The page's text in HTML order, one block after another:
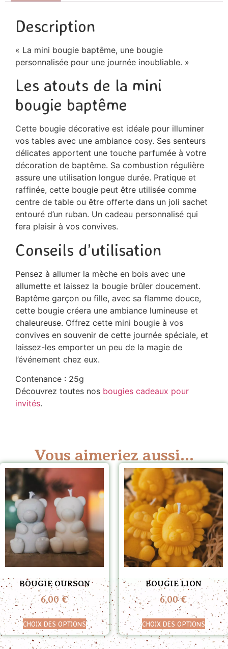
Description
« La mini bougie baptême, une bougie
personnalisée pour une journée inoubliable. »
Les atouts de la mini
bougie baptême
Cette bougie décorative est idéale pour illuminer
vos tables avec une ambiance cosy. Ses senteurs
délicates apportent une touche parfumée à votre
décoration de baptême. Sa combustion régulière
assure une utilisation longue durée. Pratique et
raffinée, cette bougie peut être utilisée comme
centre de table ou être offerte dans un joli sachet
entouré d’un ruban. Un cadeau personnalisé qui
fera plaisir à vos convives.
Conseils d’utilisation
Pensez à allumer la mèche en bois avec une
allumette et laissez la bougie brûler doucement.
Baptême garçon ou fille, avec sa flamme douce,
cette bougie créera une ambiance lumineuse et
chaleureuse. Offrez cette mini bougie à vos
convives en souvenir de cette journée spéciale, et
laissez-les emporter un peu de la magie de
l’événement chez eux.
Contenance : 25g
Découvrez toutes nos bougies cadeaux pour
invités.
Vous aimeriez aussi...
BOUGIE OURSON
6,00 €
CHOIX DES OPTIONS
BOUGIE LION
6,00€
CHOIX DES OPTIONS